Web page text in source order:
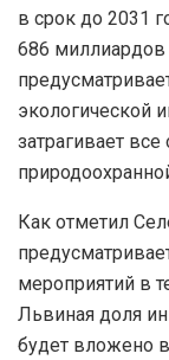
в срок до 2031
686 миллиардов
экологической
затрагивает
Как отметил
мероприятий в
Львиная доля
будет вложено